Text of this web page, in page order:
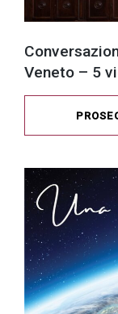
Veneto – 5